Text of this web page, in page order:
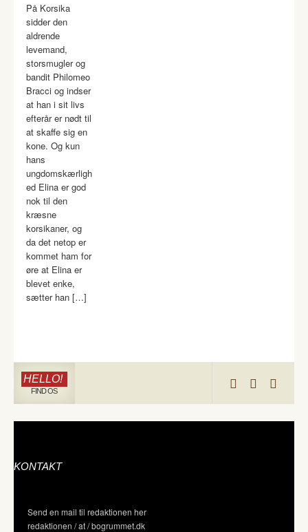
På Korsika
sidder den
aldrende
levemand,
storsmugler og
bandit Philomeo
Bracci og indser
at han i sit livs
efterår er nødt til
at skaffe sig en
kone. Og kun
hans
ungdomskærligh
ed Elina er god
nok til den
kræsne
korsikaner, og
da det netop er
kommet ham for
øre at Elina er
blevet enke,
sætter han […]
HELLO!
FIND OS
KONTAKT
Send en mail til redaktionen her
redaktionen / at / bogrummet.dk